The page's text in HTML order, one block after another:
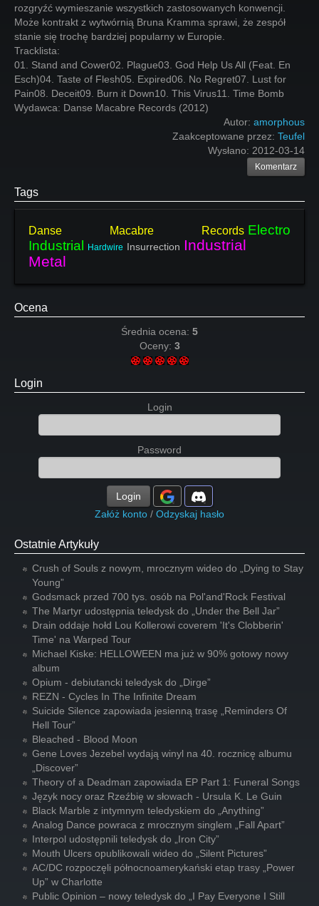
rozgryźć wymieszanie wszystkich zastosowanych konwencji.
Może kontrakt z wytwórnią Bruna Kramma sprawi, że zespół
stanie się trochę bardziej popularny w Europie.
Tracklista:
01. Stand and Cower02. Plague03. God Help Us All (Feat. En
Esch)04. Taste of Flesh05. Expired06. No Regret07. Lust for
Pain08. Deceit09. Burn it Down10. This Virus11. Time Bomb
Wydawca: Danse Macabre Records (2012)
Autor: amorphous
Zaakceptowane przez: Teufel
Wysłano: 2012-03-14
Komentarz
Tags
Danse Macabre Records Electro
Industrial
Hardwire Insurrection Industrial
Metal
Ocena
Średnia ocena: 5
Oceny: 3
Login
Login
Password
Login
Załóż konto / Odzyskaj hasło
Ostatnie Artykuły
Crush of Souls z nowym, mrocznym wideo do „Dying to Stay
Young”
Godsmack przed 700 tys. osób na Pol'and'Rock Festival
The Martyr udostępnia teledysk do „Under the Bell Jar”
Drain oddaje hołd Lou Kollerowi coverem 'It's Clobberin'
Time' na Warped Tour
Michael Kiske: HELLOWEEN ma już w 90% gotowy nowy
album
Opium - debiutancki teledysk do „Dirge”
REZN - Cycles In The Infinite Dream
Suicide Silence zapowiada jesienną trasę „Reminders Of
Hell Tour”
Bleached - Blood Moon
Gene Loves Jezebel wydają winyl na 40. rocznicę albumu
„Discover”
Theory of a Deadman zapowiada EP Part 1: Funeral Songs
Język nocy oraz Rzeźbię w słowach - Ursula K. Le Guin
Black Marble z intymnym teledyskiem do „Anything”
Analog Dance powraca z mrocznym singlem „Fall Apart”
Interpol udostępnili teledysk do „Iron City”
Mouth Ulcers opublikowali wideo do „Silent Pictures”
AC/DC rozpoczęli północnoamerykański etap trasy „Power
Up” w Charlotte
Public Opinion – nowy teledysk do „I Pay Everyone I Still